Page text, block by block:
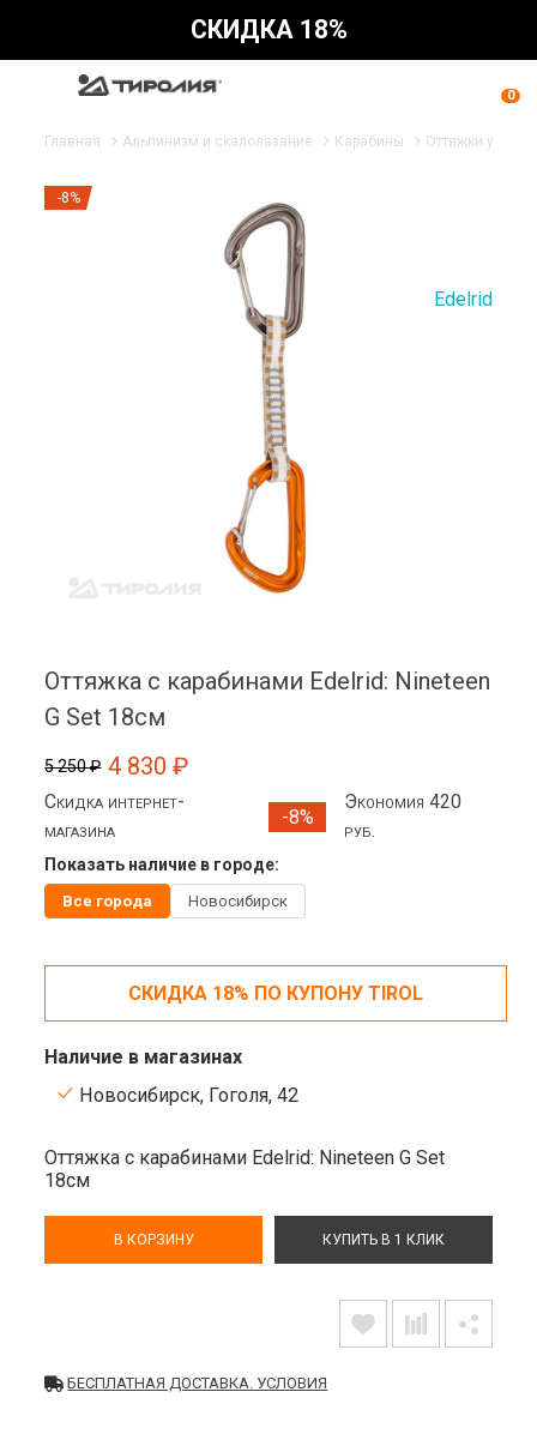
СКИДКА 18%
0
Главная Альпинизм и скалолазание Карабины Оттяжки
-8%
Edelrid
Оттяжка с карабинами Edelrid: Nineteen
G Set 18см
5 250 ₽ 4 830 ₽
Скидка интернет-
магазина
-8%
Экономия 420
руб.
Показать наличие в городе:
Все города Новосибирск
СКИДКА 18% ПО КУПОНУ TIROL
Наличие в магазинах
Новосибирск, Гоголя, 42
Оттяжка с карабинами Edelrid: Nineteen G Set
18см
В КОРЗИНУ КУПИТЬ В 1 КЛИК
БЕСПЛАТНАЯ ДОСТАВКА. УСЛОВИЯ